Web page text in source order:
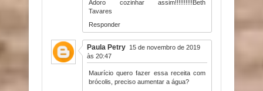
Adoro cozinhar assim!!!!!!!!!!Beth
Tavares
Responder
Paula Petry 15 de novembro de 2019
às 20:47
Maurício quero fazer essa receita com
brócolis, preciso aumentar a água?